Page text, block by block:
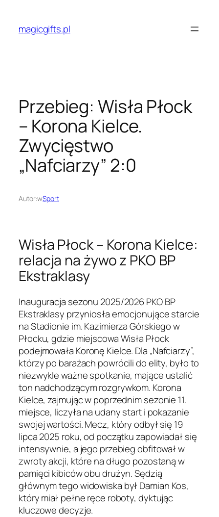
treścimagicgifts.pl
Przebieg: Wisła Płock
– Korona Kielce.
Zwycięstwo
„Nafciarzy” 2:0
Autor:wSport
Wisła Płock – Korona Kielce:
relacja na żywo z PKO BP
Ekstraklasy
Inauguracja sezonu 2025/2026 PKO BP
Ekstraklasy przyniosła emocjonujące starcie
na Stadionie im. Kazimierza Górskiego w
Płocku, gdzie miejscowa Wisła Płock
podejmowała Koronę Kielce. Dla „Nafciarzy”,
którzy po barażach powrócili do elity, było to
niezwykle ważne spotkanie, mające ustalić
ton nadchodzącym rozgrywkom. Korona
Kielce, zajmując w poprzednim sezonie 11.
miejsce, liczyła na udany start i pokazanie
swojej wartości. Mecz, który odbył się 19
lipca 2025 roku, od początku zapowiadał się
intensywnie, a jego przebieg obfitował w
zwroty akcji, które na długo pozostaną w
pamięci kibiców obu drużyn. Sędzią
głównym tego widowiska był Damian Kos,
który miał pełne ręce roboty, dyktując
kluczowe decyzje.